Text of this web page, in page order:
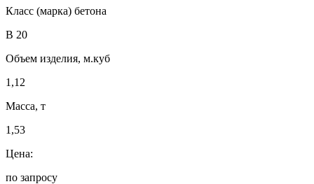
Класс (марка) бетона
В 20
Объем изделия, м.куб
1,12
Масса, т
1,53
Цена:
по запросу